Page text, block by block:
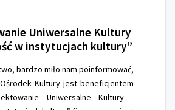
Uniwersalne Kultury
w instytucjach kultury”
bardzo miło nam poinformować,
Kultury jest beneficjentem
Uniwersalne Kultury -